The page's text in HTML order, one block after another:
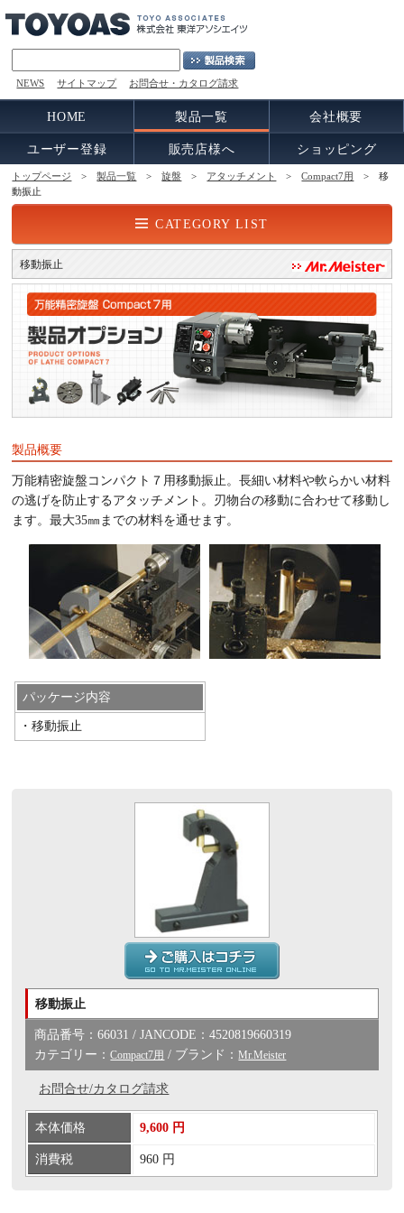
NEWS サイトマップ お問合せ・カタログ請求
HOME 製品一覧 会社概要
ユーザー登録 販売店様へ ショッピング
トップページ >製品一覧 >旋盤 > アタッチメント >Compact7用
> 移
動振止
CATEGORY LIST
移動振止
製品概要
万能精密旋盤コンパクト７用移動振止。長細い材料や軟らかい材料
の逃げを防止するアタッチメント。刃物台の移動に合わせて移動し
ます。最大35㎜までの材料を通せます。
パッケージ内容
・移動振止
移動振止
商品番号：66031 / JANCODE：4520819660319
カテゴリー：Compact7用 / ブランド：Mr.Meister
お問合せ/カタログ請求
本体価格 9,600 円
消費税 960 円